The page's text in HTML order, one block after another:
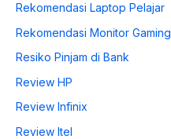
Rekomendasi Laptop Pelajar
Rekomendasi Monitor Gaming
Resiko Pinjam di Bank
Review HP
Review Infinix
Review Itel